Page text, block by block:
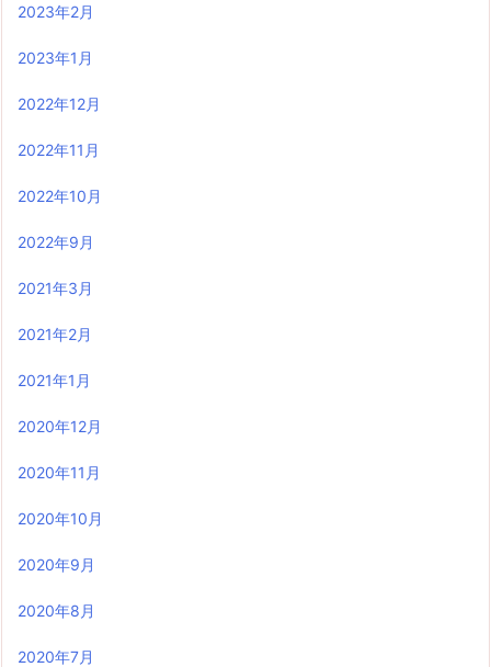
2023年2月
2023年1月
2022年12月
2022年11月
2022年10月
2022年9月
2021年3月
2021年2月
2021年1月
2020年12月
2020年11月
2020年10月
2020年9月
2020年8月
2020年7月